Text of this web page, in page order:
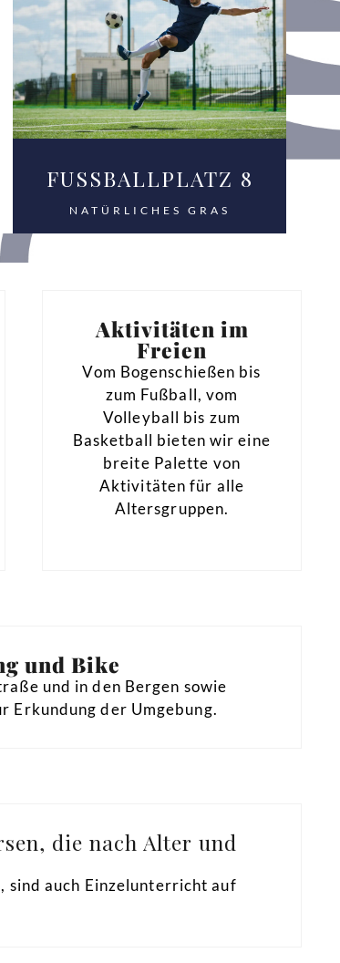
FUSSBALLPLATZ 8
NATÜRLICHES GRAS
Aktivitäten im
Freien
Vom Bogenschießen bis
zum Fußball, vom
Volleyball bis zum
Basketball bieten wir eine
breite Palette von
Aktivitäten für alle
Altersgruppen.
und Bike
und in den Bergen sowie
Erkundung der Umgebung.
die nach Alter und
sind auch Einzelunterricht auf